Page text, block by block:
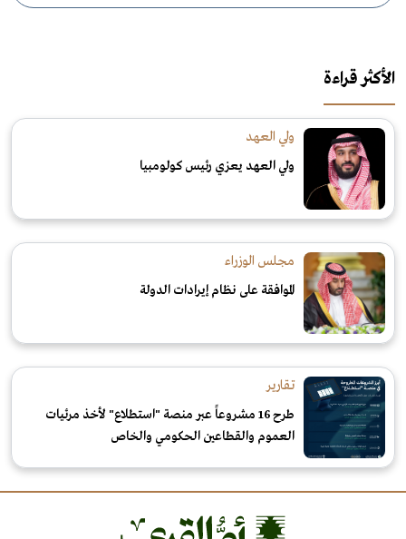
الأكثر قراءة
ولي العهد
ولي العهد يعزي رئيس كولومبيا
مجلس الوزراء
الموافقة على نظام إيرادات الدولة
تقارير
طرح 16 مشروعاً عبر منصة "استطلاع" لأخذ مرئيات
العموم والقطاعين الحكومي والخاص